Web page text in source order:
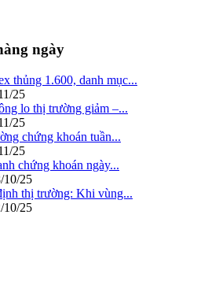
ngày
thủng 1.600, danh mục...
25
lo thị trường giảm –...
25
chứng khoán tuần...
25
chứng khoán ngày...
10/25
thị trường: Khi vùng...
10/25